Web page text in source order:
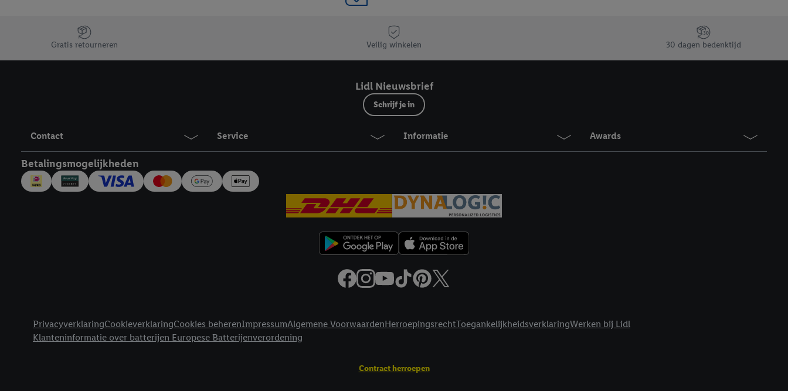
Jouw voordelen bij ons als Lidl webshop klant
Gratis retourneren Veilig winkelen 30 dagen bedenktijd
Lidl Nieuwsbrief
Schrijf je in
Contact Service Informatie Awards
Betalingsmogelijkheden
PrivacyverklaringCookieverklaringCookies beherenImpressumAlgemene VoorwaardenHerroepingsrechtToegankelijkheidsverklaringWerken bij Lidl
Klanteninformatie over batterijen Europese Batterijenverordening
Contract herroepen
mailadres en met eventuele andere identifiers of met identifiers waarover Criteo S.A. beschikt, aan jou kunnen worden
Onder "Aanpassen" kun je aangeven met welke cookies en vergelijkbare technieken en met welke
Door te klikken op "Weigeren", kies je voor de optie dat er enkel technisch noodzakelijke cookies en vergelijkbare
Door op "Akkoord" te klikken, stem je in met alle verwerkingen voor alle bovengenoemde doeleinden. Meer informatie,
trekken, vind je in onze
Je vindt de impressum voor de Lidl website hier.
voor meer informatie